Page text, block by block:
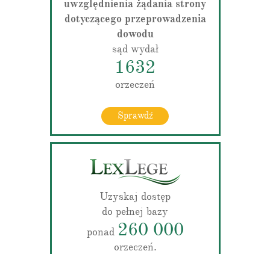
uwzględnienia żądania strony
dotyczącego przeprowadzenia
dowodu
sąd wydał
1632
orzeczeń
Sprawdź
Uzyskaj dostęp
do pełnej bazy
ponad 260 000
orzeczeń.